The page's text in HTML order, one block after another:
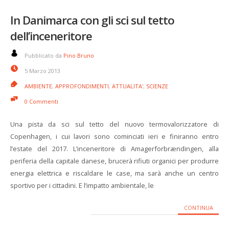
In Danimarca con gli sci sul tetto
dell’inceneritore
Pubblicato da Pino Bruno
5 Marzo 2013
AMBIENTE, APPROFONDIMENTI, ATTUALITA', SCIENZE
0 Commenti
Una pista da sci sul tetto del nuovo termovalorizzatore di
Copenhagen, i cui lavori sono cominciati ieri e finiranno entro
l’estate del 2017. L’inceneritore di Amagerforbrændingen, alla
periferia della capitale danese, brucerà rifiuti organici per produrre
energia elettrica e riscaldare le case, ma sarà anche un centro
sportivo per i cittadini. E l’impatto ambientale, le
CONTINUA